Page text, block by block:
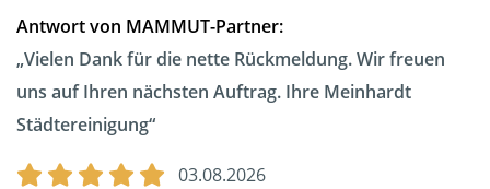
Antwort von MAMMUT-Partner:
Vielen Dank für die nette Rückmeldung. Wir freuen
uns auf Ihren nächsten Auftrag. Ihre Meinhardt
Städtereinigung
03.08.2026